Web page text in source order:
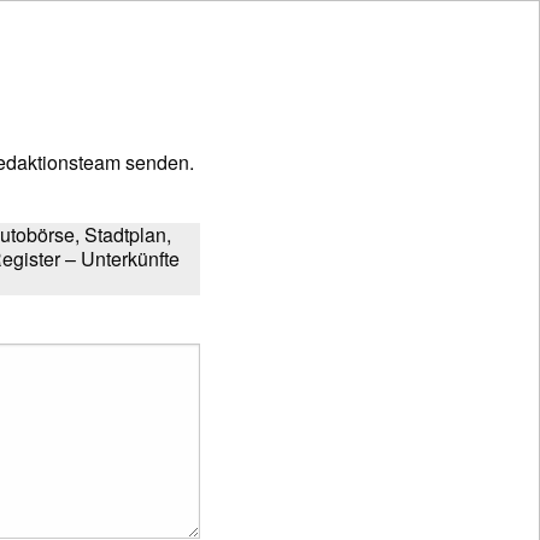
senden.
Stadtplan,
– Unterkünfte